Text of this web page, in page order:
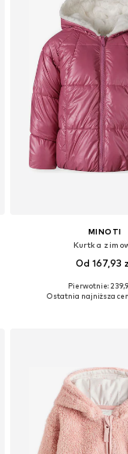
MINOTI
Kurtka
Od 167,93
Dostępne w różnych
Pierwotnie:
Ostatnia najniższa